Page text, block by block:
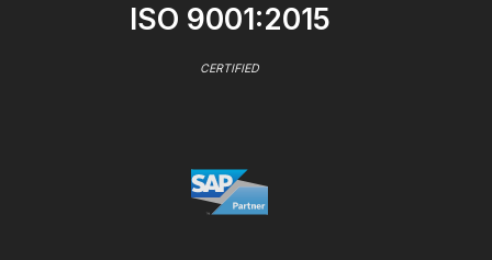
ISO 9001:2015
CERTIFIED